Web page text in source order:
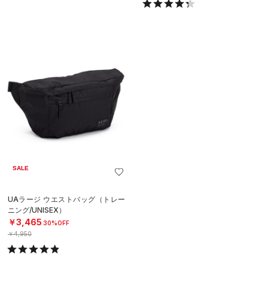
SALE
UAラージ ウエストバッグ（トレー
ニング/UNISEX）
￥3,465 30%OFF
￥4,950